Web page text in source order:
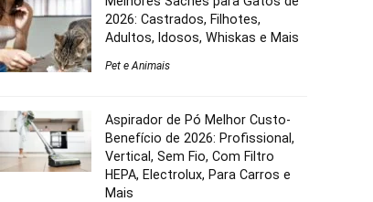
2026: Castrados, Filhotes,
Adultos, Idosos, Whiskas e Mais
Pet e Animais
Aspirador de Pó Melhor Custo-
Benefício de 2026: Profissional,
Vertical, Sem Fio, Com Filtro
HEPA, Electrolux, Para Carros e
Mais